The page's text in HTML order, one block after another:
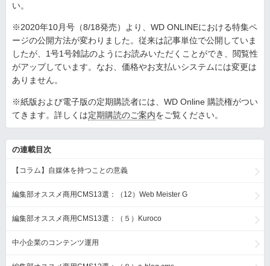
い。
※2020年10月号（8/18発売）より、WD ONLINEにおける特集ペ
ージの公開方法が変わりました。従来は記事単位で公開していま
したが、1号1号雑誌のようにお読みいただくことができ、閲覧性
がアップしています。なお、価格やお支払いシステムには変更は
ありません。
※紙版および電子版の定期購読者には、WD Online 購読権がつい
てきます。詳しくは定期購読のご案内をご覧ください。
の連載目次
【コラム】自媒体を持つことの意義
編集部オススメ商用CMS13選：（12）Web Meister G
編集部オススメ商用CMS13選：（５）Kuroco
中小企業のコンテンツ運用